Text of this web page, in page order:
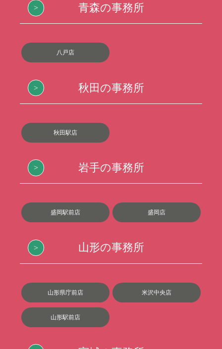
青森の事務所
八戸店
秋田の事務所
秋田駅店
岩手の事務所
盛岡駅前店 盛岡店
山形の事務所
山形県庁前店 米沢中央店
山形駅前店